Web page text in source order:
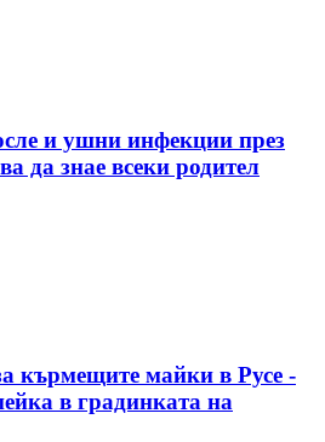
и ушни инфекции през
да знае всеки родител
кърмещите майки в Русе -
в градинката на